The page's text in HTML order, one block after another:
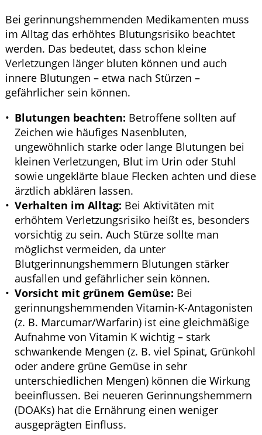
Bei gerinnungshemmenden Medikamenten muss
im Alltag das erhöhtes Blutungsrisiko beachtet
werden. Das bedeutet, dass schon kleine
Verletzungen länger bluten können und auch
innere Blutungen – etwa nach Stürzen –
gefährlicher sein können.
Blutungen beachten: Betroffene sollten auf
Zeichen wie häufiges Nasenbluten,
ungewöhnlich starke oder lange Blutungen bei
kleinen Verletzungen, Blut im Urin oder Stuhl
sowie ungeklärte blaue Flecken achten und diese
ärztlich abklären lassen.
Verhalten im Alltag: Bei Aktivitäten mit
erhöhtem Verletzungsrisiko heißt es, besonders
vorsichtig zu sein. Auch Stürze sollte man
möglichst vermeiden, da unter
Blutgerinnungshemmern Blutungen stärker
ausfallen und gefährlicher sein können.
Vorsicht mit grünem Gemüse: Bei
gerinnungshemmenden Vitamin-K-Antagonisten
(z. B. Marcumar/Warfarin) ist eine gleichmäßige
Aufnahme von Vitamin K wichtig – stark
schwankende Mengen (z. B. viel Spinat, Grünkohl
oder andere grüne Gemüse in sehr
unterschiedlichen Mengen) können die Wirkung
beeinflussen. Bei neueren Gerinnungshemmern
(DOAKs) hat die Ernährung einen weniger
ausgeprägten Einfluss.